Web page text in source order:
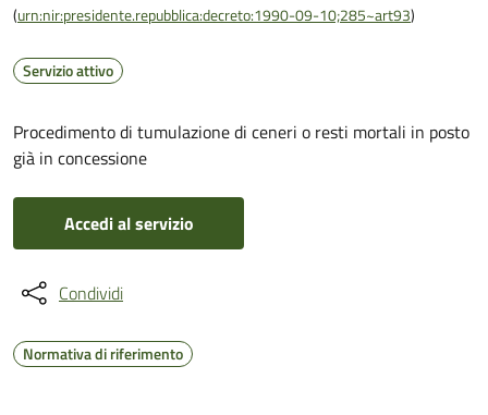
(urn:nir:presidente.repubblica:decreto:1990-09-10;285~art93)
Servizio attivo
Procedimento di tumulazione di ceneri o resti mortali in posto
già in concessione
Accedi al servizio
Condividi
Normativa di riferimento